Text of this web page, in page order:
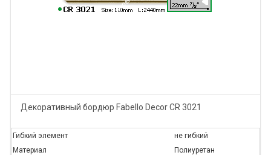
Декоративный бордюр Fabello Decor CR 3021
Гибкий элемент
не гибкий
Материал
Полиуретан